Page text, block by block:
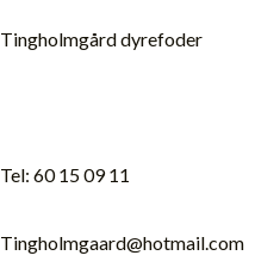
Tingholmgård dyrefoder
Tel: 60 15 09 11
Tingholmgaard@hotmail.com